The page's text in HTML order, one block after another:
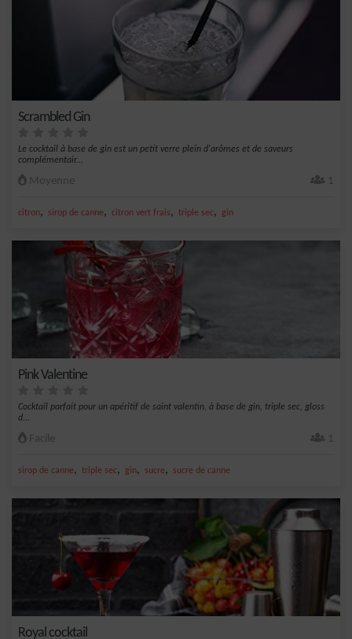
Scrambled Gin
Le cocktail à base de gin est un petit verre plein d'arômes et de saveurs
complémentair...
Moyenne 1
citron, sirop de canne, citron vert frais, triple sec, gin
Pink Valentine
Cocktail parfait pour un apéritif de saint valentin, à base de gin, triple sec, gloss
d...
Facile 1
sirop de canne, triple sec, gin, sucre, sucre de canne
Royal cocktail